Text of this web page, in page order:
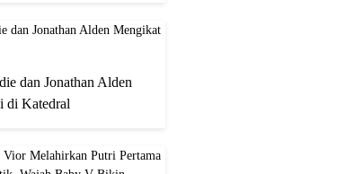
dan Jonathan Alden
di Katedral